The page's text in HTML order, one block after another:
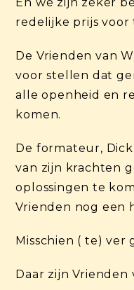
redelijke prijs voor
De Vrienden van
voor stellen dat
alle openheid en
komen.
De formateur,
van zijn krachten
oplossingen te
Vrienden nog een
Misschien ( te) ver
Daar zijn Vrienden